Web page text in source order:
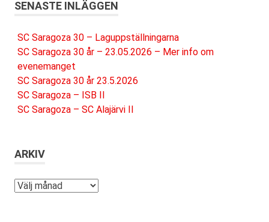
SENASTE INLÄGGEN
SC Saragoza 30 – Laguppställningarna
SC Saragoza 30 år – 23.05.2026 – Mer info om
evenemanget
SC Saragoza 30 år 23.5.2026
SC Saragoza – ISB II
SC Saragoza – SC Alajärvi II
ARKIV
Arkiv